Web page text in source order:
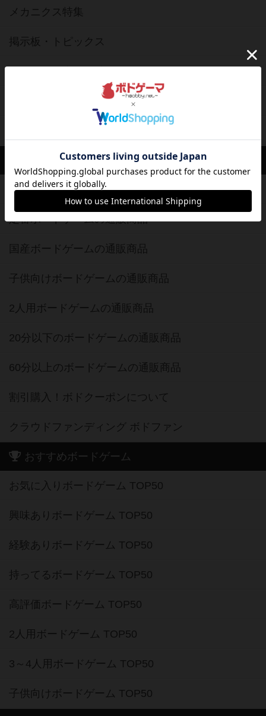
メカニクス特集
掲示板・トピックス
ボードゲーム業界コラム
ボードゲーム通販
新作・再入荷情報
定番ボードゲームの通販商品
国産ボードゲームの通販商品
子供向けボードゲームの通販商品
2人用ボードゲームの通販商品
20分以下のボードゲームの通販商品
60分以上のボードゲームの通販商品
割引購入！ボドクーポンについて
クラウドファンディング ボドファン
おすすめボードゲーム
お気に入りボードゲーム TOP50
興味ありボードゲーム TOP50
経験ありボードゲーム TOP50
持ってるボードゲーム TOP50
高評価ボードゲーム TOP50
2人用ボードゲーム TOP50
3～4人用ボードゲーム TOP50
子供向けボードゲーム TOP50